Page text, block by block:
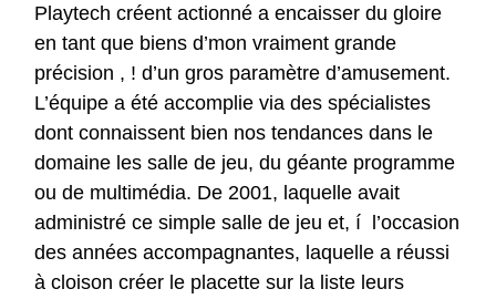
Playtech créent actionné a encaisser du gloire
en tant que biens d’mon vraiment grande
précision , ! d’un gros paramètre d’amusement.
L’équipe a été accomplie via des spécialistes
dont connaissent bien nos tendances dans le
domaine les salle de jeu, du géante programme
ou de multimédia. De 2001, laquelle avait
administré ce simple salle de jeu et, í l’occasion
des années accompagnantes, laquelle a réussi
à cloison créer le placette sur la liste leurs